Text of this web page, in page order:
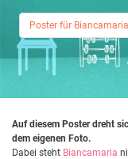
Poster für
Auf diesem Poster dreht
dem eigenen Foto.
Dabei steht Biancamaria